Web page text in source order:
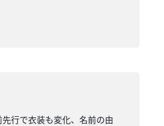
行で衣装も変化、名前の由